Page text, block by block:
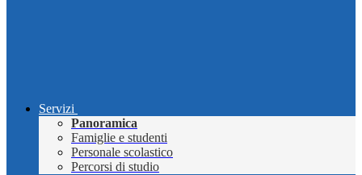
Servizi
Panoramica
Famiglie e studenti
Personale scolastico
Percorsi di studio